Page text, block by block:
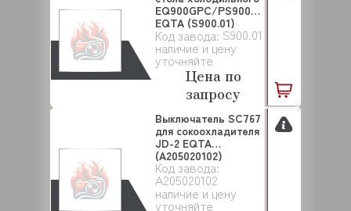
Код завода: S900.01
наличие и цену
уточняйте
EQ900GPC/PS900
EQTA (S900.01)
Цена по
запросу
Код завода:
A205020102
наличие и цену
уточняйте
Выключатель SC767
для сокоохладителя
JD-2 EQTA
(A205020102)